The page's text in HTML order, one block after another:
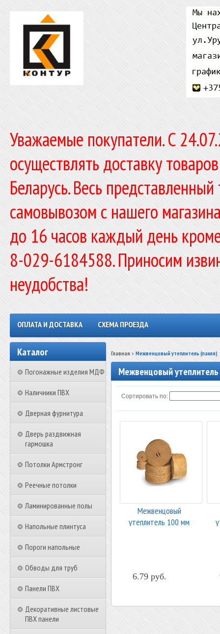
Уважаемые покупатели. C
осуществлять доставку
Беларусь. Весь
самовывозом с нашего
до 16 часов каждый день
8-029-6184588. Приносим
неудобства!
ОПЛАТА И ДОСТАВКА СХЕМА ПРОЕЗДА
Каталог
Погонажные изделия МДФ
Наличники ПВХ
Дверная фурнитура
Дверь раздвижная
гармошка
Потолки Армстронг
Реечные потолки
Ламинированные полы
Напольные плинтуса
Пороги напольные
Обводы для труб
Панели ПВХ
Декоративные листовые
ПВХ панели
Главная » Межвенцовый утеплитель (пакля)
Межвенцовый
Сортировать по:
Межвенцовый
утеплитель 100 мм
6.79 руб.